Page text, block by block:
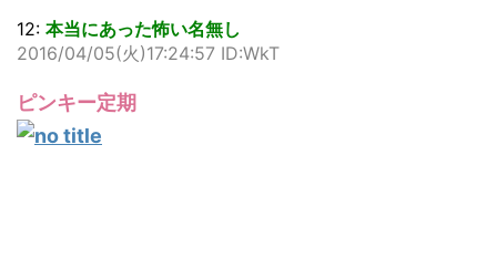
12: 本当にあった怖い名無し
2016/04/05(火)17:24:57 ID:WkT
ピンキー定期